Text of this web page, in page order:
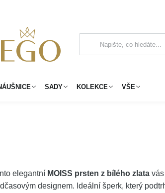
SADY KOLEKCE VŠE
elegantní MOISS prsten z bílého zlata
designem. Ideální šperk, který